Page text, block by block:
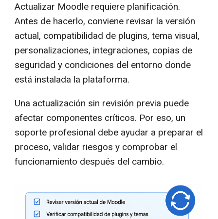
Actualizar Moodle requiere planificación.
Antes de hacerlo, conviene revisar la versión
actual, compatibilidad de plugins, tema visual,
personalizaciones, integraciones, copias de
seguridad y condiciones del entorno donde
está instalada la plataforma.
Una actualización sin revisión previa puede
afectar componentes críticos. Por eso, un
soporte profesional debe ayudar a preparar el
proceso, validar riesgos y comprobar el
funcionamiento después del cambio.